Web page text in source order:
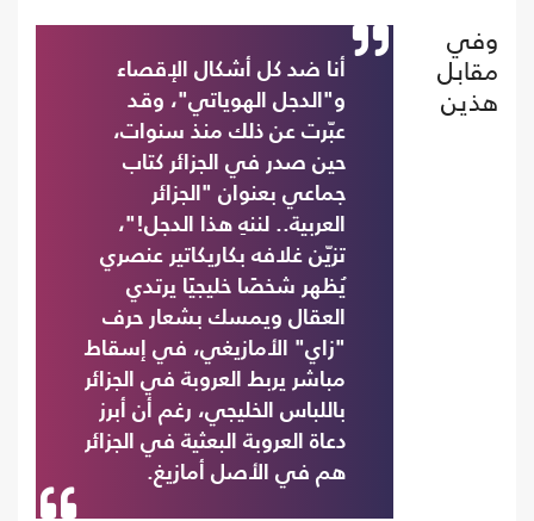
أنا ضد كل أشكال الإقصاء
و"الدجل الهوياتي"، وقد
عبّرت عن ذلك منذ سنوات،
حين صدر في الجزائر كتاب
جماعي بعنوان "الجزائر
العربية.. لننهِ هذا الدجل!"،
تزيّن غلافه بكاريكاتير عنصري
يُظهر شخصًا خليجيًا يرتدي
العقال ويمسك بشعار حرف
"زاي" الأمازيغي، في إسقاط
مباشر يربط العروبة في الجزائر
باللباس الخليجي، رغم أن أبرز
دعاة العروبة البعثية في الجزائر
هم في الأصل أمازيغ.
وفي
مقابل
هذين